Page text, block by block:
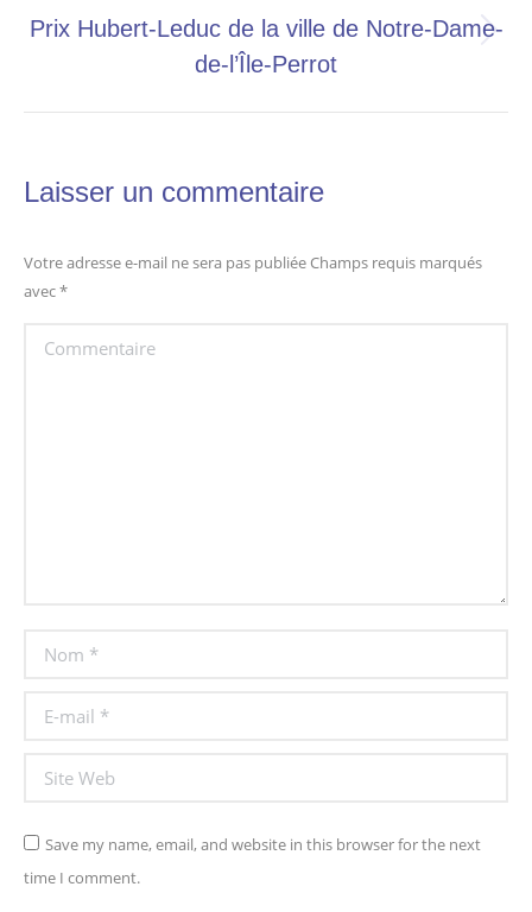
Onglet
suivant
Prix Hubert-Leduc de la ville de Notre-Dame-
de-l’Île-Perrot
Laisser un commentaire
Votre adresse e-mail ne sera pas publiée Champs requis marqués
avec*
Commentaire
Nom *
E-mail *
Site Web
Save my name, email, and website in this browser for the next
time I comment.